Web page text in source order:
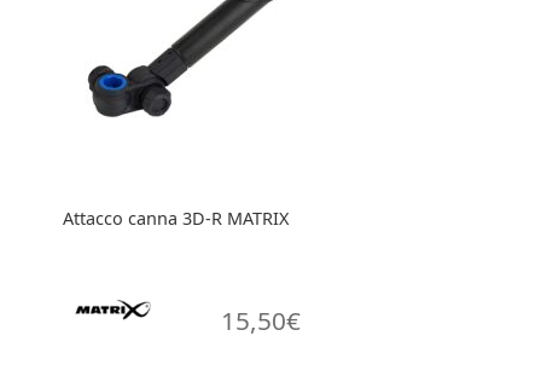
Attacco canna 3D-R MATRIX
15,50€